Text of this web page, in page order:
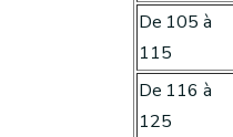
De 105 à
115
De 116 à
125